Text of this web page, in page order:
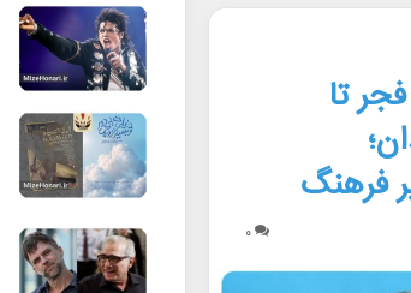
تا
فرهنگ
۰